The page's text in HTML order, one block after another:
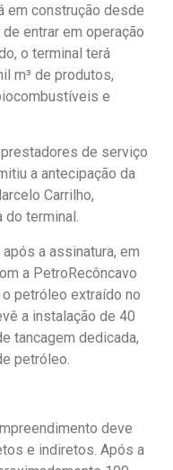
em construção desde
entrar em operação
o terminal terá
m³ de produtos,
e
prestadores de serviço
a antecipação da
Carrilho,
do terminal.
a assinatura, em
a PetroRecôncavo
petróleo extraído no
a instalação de 40
tancagem dedicada,
petróleo.
deve
e indiretos. Após a